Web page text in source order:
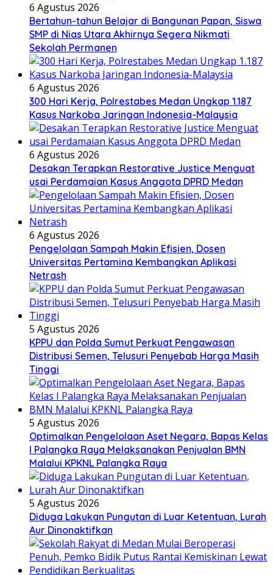
6 Agustus 2026
Bertahun-tahun Belajar di Bangunan Papan, Siswa
SMP di Nias Utara Akhirnya Segera Nikmati
Sekolah Permanen
6 Agustus 2026
300 Hari Kerja, Polrestabes Medan Ungkap 1.187
Kasus Narkoba Jaringan Indonesia-Malaysia
6 Agustus 2026
Desakan Terapkan Restorative Justice Menguat
usai Perdamaian Kasus Anggota DPRD Medan
6 Agustus 2026
Pengelolaan Sampah Makin Efisien, Dosen
Universitas Pertamina Kembangkan Aplikasi
Netrash
5 Agustus 2026
KPPU dan Polda Sumut Perkuat Pengawasan
Distribusi Semen, Telusuri Penyebab Harga Masih
Tinggi
5 Agustus 2026
Optimalkan Pengelolaan Aset Negara, Bapas Kelas
I Palangka Raya Melaksanakan Penjualan BMN
Malalui KPKNL Palangka Raya
5 Agustus 2026
Diduga Lakukan Pungutan di Luar Ketentuan, Lurah
Aur Dinonaktifkan